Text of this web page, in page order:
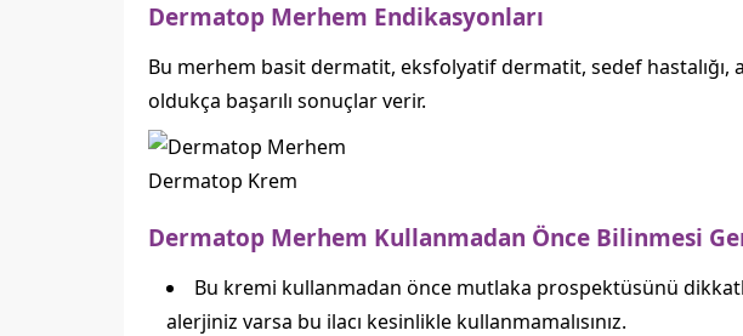
Dermatop Merhem Endikasyonları
Bu merhem basit dermatit, eksfolyatif dermatit, sedef
oldukça başarılı sonuçlar verir.
Dermatop Krem
Dermatop Merhem Kullanmadan Önce Bilinmesi
Bu kremi kullanmadan önce mutlaka prospektüsünü
alerjiniz varsa bu ilacı kesinlikle kullanmamalısınız.